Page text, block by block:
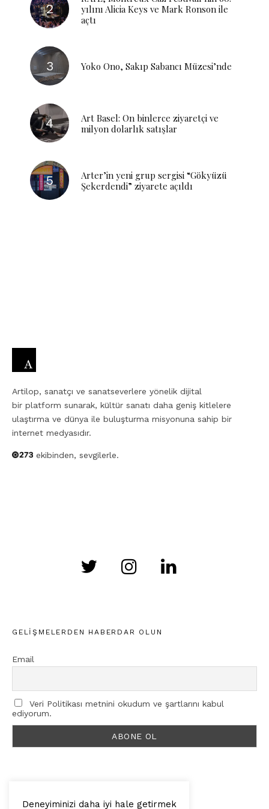
yılını Alicia Keys ve Mark Ronson ile
açtı
Yoko Ono, Sakıp Sabancı Müzesi’nde
Art Basel: On binlerce ziyaretçi ve
milyon dolarlık satışlar
Arter’in yeni grup sergisi “Gökyüzü
Şekerdendi” ziyarete açıldı
Artilop, sanatçı ve sanatseverlere yönelik dijital
bir platform sunarak, kültür sanatı daha geniş kitlelere
ulaştırma ve dünya ile buluşturma misyonuna sahip bir
internet medyasıdır.
ekibinden, sevgilerle.
GELIŞMELERDEN HABERDAR OLUN
Email
Veri Politikası metnini okudum ve şartlarını kabul
ediyorum.
Deneyiminizi daha iyi hale getirmek